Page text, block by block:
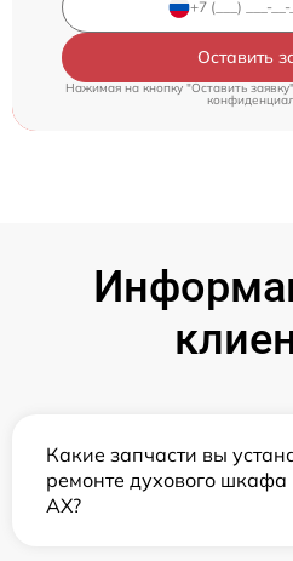
Оставить
Нажимая на кнопку "Оставить
Какие запчасти вы
ремонте духового
AX?